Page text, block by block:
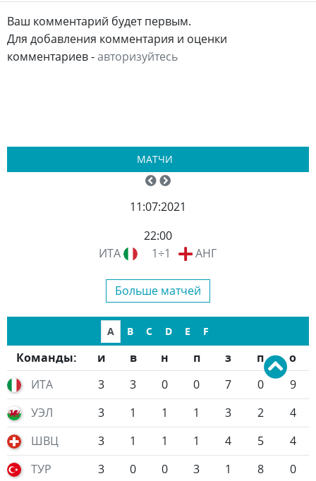
Ваш комментарий будет первым.
Для добавления комментария и оценки
комментариев -авторизуйтесь
МАТЧИ
11:07:2021
22:00
ИТА
1÷1 АНГ
Больше матчей
A B C D E F
Команды: и в н п з п
о
ИТА
3 3 0 0 7 0
9
УЭЛ
3 1 1 1 3 2
4
ШВЦ
3 1 1 1 4 5
4
ТУР
3 0 0 3 1 8 0